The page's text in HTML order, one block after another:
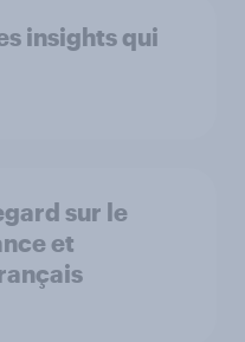
insights qui
sur le
et